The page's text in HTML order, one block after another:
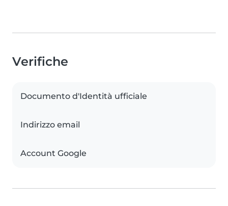
Verifiche
Documento d'Identità ufficiale
Indirizzo email
Account Google